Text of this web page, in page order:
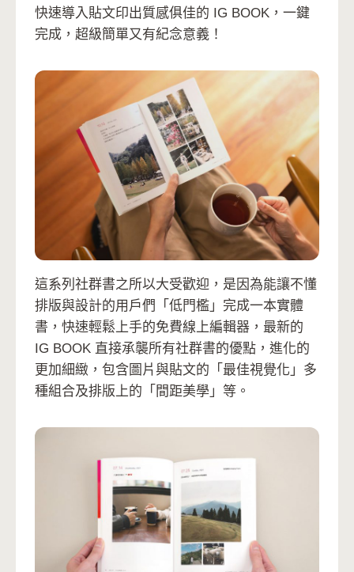
快速導入貼文印出質感俱佳的 IG BOOK，一鍵
完成，超級簡單又有紀念意義！
這系列社群書之所以大受歡迎，是因為能讓不懂
排版與設計的用戶們「低門檻」完成一本實體
書，快速輕鬆上手的免費線上編輯器，最新的
IG BOOK 直接承襲所有社群書的優點，進化的
更加細緻，包含圖片與貼文的「最佳視覺化」多
種組合及排版上的「間距美學」等。